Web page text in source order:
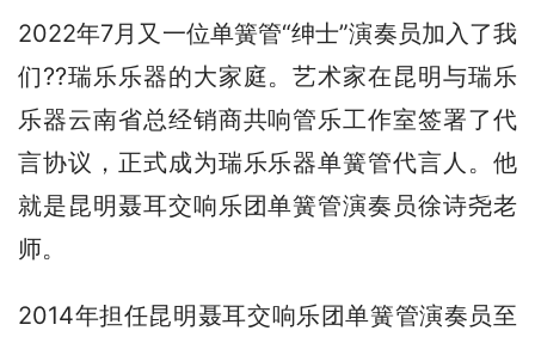
2022年7月又一位单簧管“绅士”演奏员加入了我
们??瑞乐乐器的大家庭。艺术家在昆明与瑞乐
乐器云南省总经销商共响管乐工作室签署了代
言协议，正式成为瑞乐乐器单簧管代言人。他
就是昆明聂耳交响乐团单簧管演奏员徐诗尧老
师。
2014年担任昆明聂耳交响乐团单簧管演奏员至